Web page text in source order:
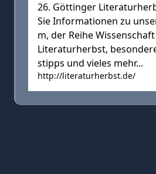
26. Göttinger
Sie Informationen zu
m, der Reihe
Literaturherbst,
stipps und vieles mehr...
http://literaturherbst.de/